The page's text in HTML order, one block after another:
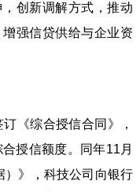
创新调解方式，推动
强信贷供给与企业资
《综合授信合同》，
授信额度。同年11月
）》，科技公司向银行